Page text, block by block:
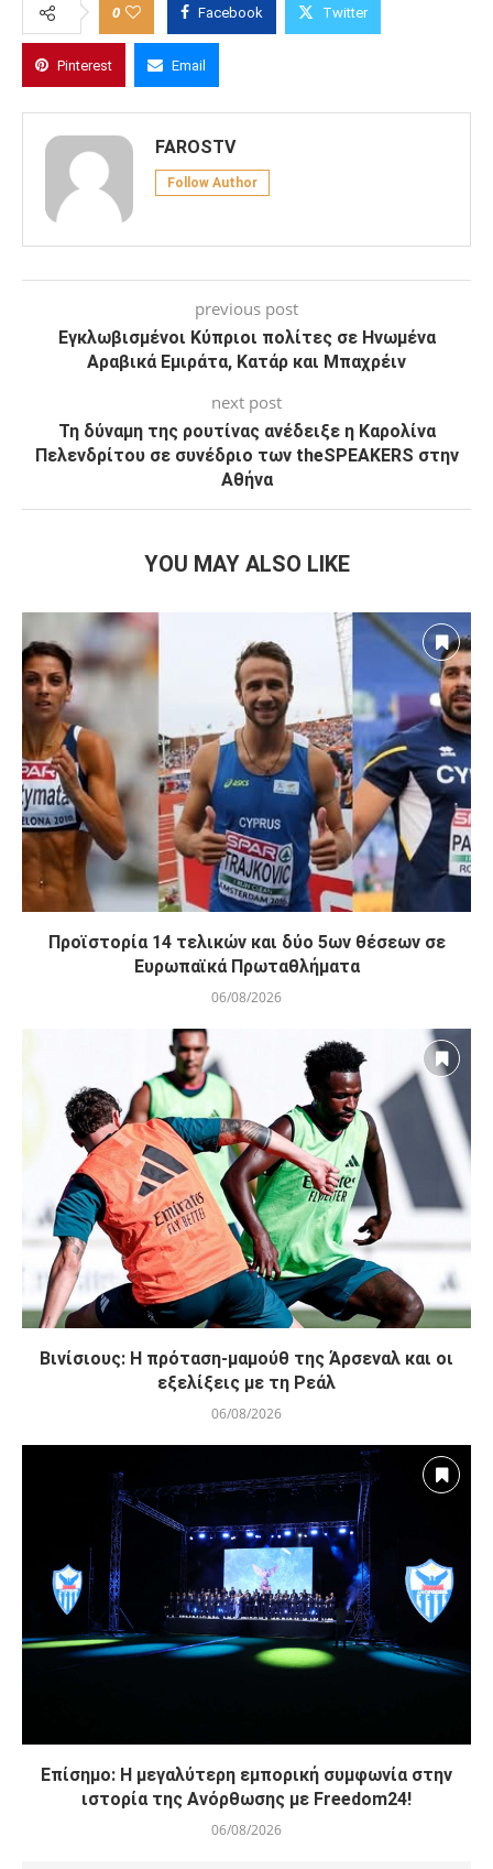
0 Facebook Twitter
Pinterest Email
FAROSTV
Follow Author
previous post
Εγκλωβισμένοι Κύπριοι πολίτες σε Ηνωμένα
Αραβικά Εμιράτα, Κατάρ και Μπαχρέιν
next post
Τη δύναμη της ρουτίνας ανέδειξε η Καρολίνα
Πελενδρίτου σε συνέδριο των theSPEAKERS στην
Αθήνα
YOU MAY ALSO LIKE
Προϊστορία 14 τελικών και δύο 5ων θέσεων σε
Ευρωπαϊκά Πρωταθλήματα
06/08/2026
Βινίσιους: Η πρόταση-μαμούθ της Άρσεναλ και οι
εξελίξεις με τη Ρεάλ
06/08/2026
Επίσημο: Η μεγαλύτερη εμπορική συμφωνία στην
ιστορία της Ανόρθωσης με Freedom24!
06/08/2026